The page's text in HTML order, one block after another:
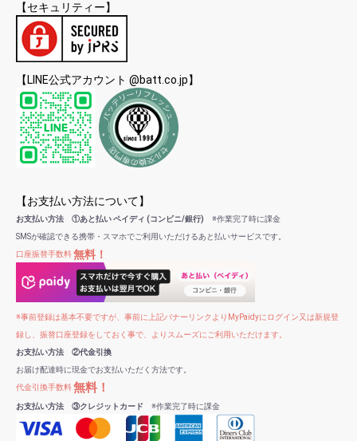
【セキュリティー】
【LINE公式アカウント @batt.co.jp】
【お支払い方法について】
お支払い方法 ①あと払い ペイディ (コンビニ/銀行) ※作業完了時に課金
SMSが確認できる携帯・スマホでご利用いただけるあと払いサービスです。
口座振替手数料無料！
※事前登録は基本不要ですが、事前に上記バナーリンクよりMyPaidyにログイン又は新規登
録し、振替口座登録をしておく事で、よりスムーズにご利用いただけます。
お支払い方法 ②代金引換
お届け配達時に現金でお支払いただく方法です。
代金引換手数料無料！
お支払い方法 ③クレジットカード ※作業完了時に課金